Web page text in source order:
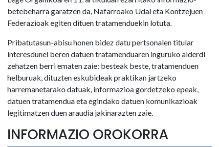
betebeharra garatzen da, Nafarroako Udal eta Kontzejuen
Federazioak egiten dituen tratamenduekin lotuta.
Pribatutasun-abisu honen bidez datu pertsonalen titular
interesdunei beren datuen tratamenduaren inguruko alderdi
zehatzen berri ematen zaie: besteak beste, tratamenduen
helburuak, dituzten eskubideak praktikan jartzeko
harremanetarako datuak, informazioa gordetzeko epeak,
datuen tratamendua eta egindako datuen komunikazioak
legitimatzen duen araudia jakinarazten zaie.
INFORMAZIO OROKORRA